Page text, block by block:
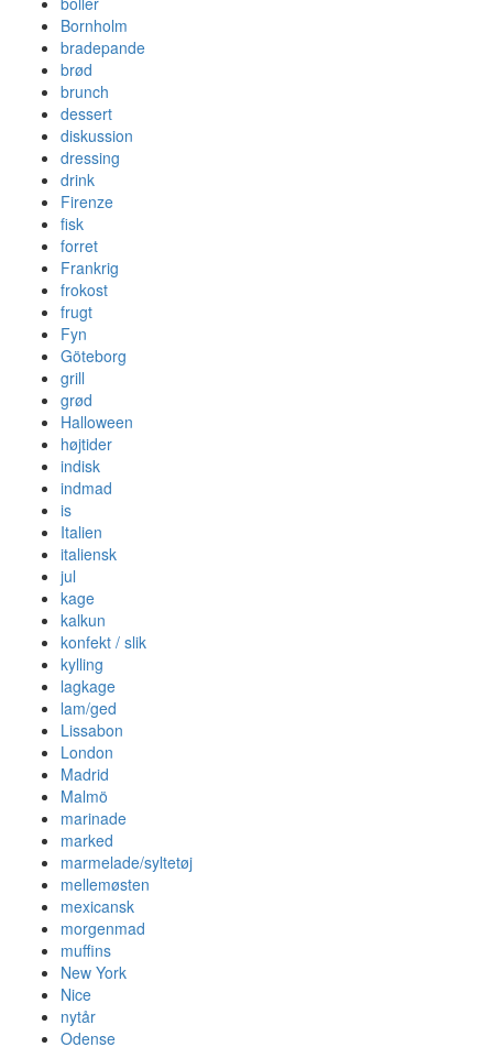
Bornholm
bradepande
brød
brunch
dessert
diskussion
dressing
drink
Firenze
fisk
forret
Frankrig
frokost
frugt
Fyn
Göteborg
grill
grød
Halloween
højtider
indisk
indmad
is
Italien
italiensk
jul
kage
kalkun
konfekt / slik
kylling
lagkage
lam/ged
Lissabon
London
Madrid
Malmö
marinade
marked
marmelade/syltetøj
mellemøsten
mexicansk
morgenmad
muffins
New York
Nice
nytår
Odense